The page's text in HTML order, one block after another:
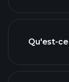
Qu'est-ce